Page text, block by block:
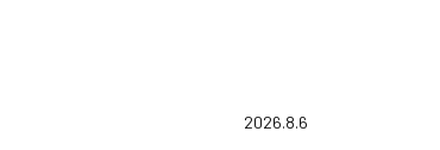
2026.8.6